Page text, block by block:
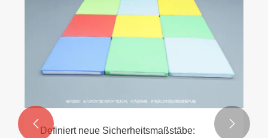
Definiert neue Sicherheitsmaßstäbe:
 